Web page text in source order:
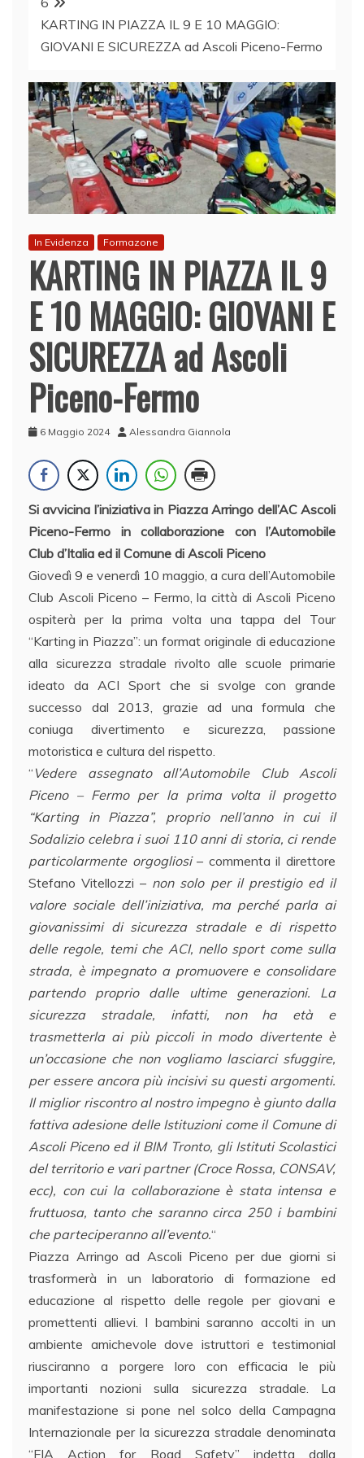
KARTING IN PIAZZA IL 9 E 10 MAGGIO:
GIOVANI E SICUREZZA ad Ascoli Piceno-Fermo
In Evidenza Formazone
KARTING IN PIAZZA IL 9
E 10 MAGGIO: GIOVANI E
SICUREZZA ad Ascoli
Piceno-Fermo
6 Maggio 2024 Alessandra Giannola
Si avvicina l’iniziativa in Piazza Arringo dell’AC Ascoli
Piceno-Fermo in collaborazione con l’Automobile
Club d’Italia ed il Comune di Ascoli Piceno
Giovedì 9 e venerdì 10 maggio, a cura dell’Automobile
Club Ascoli Piceno – Fermo, la città di Ascoli Piceno
ospiterà per la prima volta una tappa del Tour
“Karting in Piazza”: un format originale di educazione
alla sicurezza stradale rivolto alle scuole primarie
ideato da ACI Sport che si svolge con grande
successo dal 2013, grazie ad una formula che
coniuga divertimento e sicurezza, passione
motoristica e cultura del rispetto.
“ Vedere assegnato all’Automobile Club Ascoli
Piceno – Fermo per la prima volta il progetto
“Karting in Piazza”, proprio nell’anno in cui il
Sodalizio celebra i suoi 110 anni di storia, ci rende
particolarmente orgogliosi– commenta il direttore
Stefano Vitellozzi – non solo per il prestigio ed il
valore sociale dell’iniziativa, ma perché parla ai
giovanissimi di sicurezza stradale e di rispetto
delle regole, temi che ACI, nello sport come sulla
strada, è impegnato a promuovere e consolidare
partendo proprio dalle ultime generazioni. La
sicurezza stradale, infatti, non ha età e
trasmetterla ai più piccoli in modo divertente è
un’occasione che non vogliamo lasciarci sfuggire,
per essere ancora più incisivi su questi argomenti.
Il miglior riscontro al nostro impegno è giunto dalla
fattiva adesione delle Istituzioni come il Comune di
Ascoli Piceno ed il BIM Tronto, gli Istituti Scolastici
del territorio e vari partner (Croce Rossa, CONSAV,
ecc), con cui la collaborazione è stata intensa e
fruttuosa, tanto che saranno circa 250 i bambini
che parteciperanno all’evento.“
Piazza Arringo ad Ascoli Piceno per due giorni si
trasformerà in un laboratorio di formazione ed
educazione al rispetto delle regole per giovani e
promettenti allievi. I bambini saranno accolti in un
ambiente amichevole dove istruttori e testimonial
riusciranno a porgere loro con efficacia le più
importanti nozioni sulla sicurezza stradale. La
manifestazione si pone nel solco della Campagna
Internazionale per la sicurezza stradale denominata
“FIA Action for Road Safety” indetta dalla